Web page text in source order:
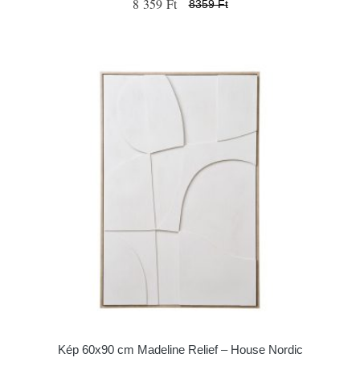
8 359 Ft 8359 Ft
Kép 60x90 cm Madeline Relief – House Nordic